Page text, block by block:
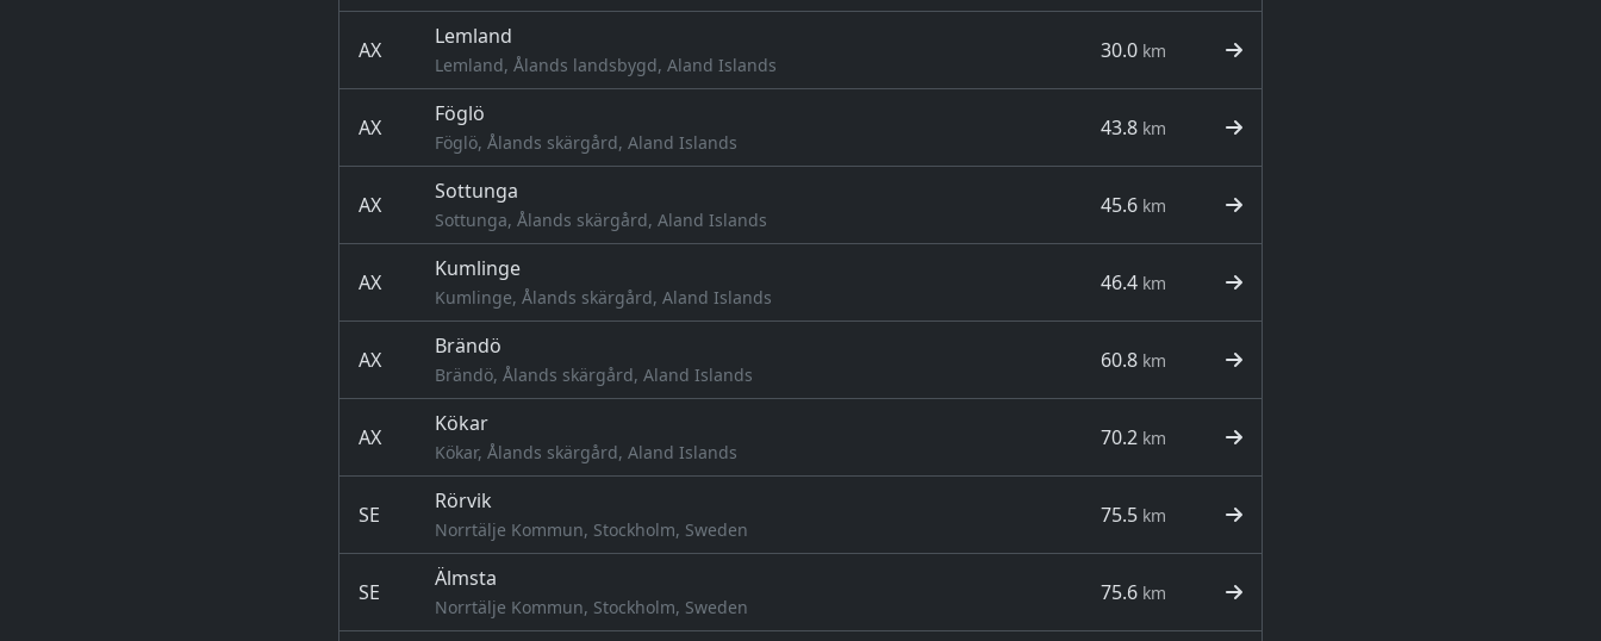
AX
Lemland
Lemland, Ålands landsbygd, Aland Islands
30.0 km
AX
Föglö
Föglö, Ålands skärgård, Aland Islands
43.8 km
AX
Sottunga
Sottunga, Ålands skärgård, Aland Islands
45.6 km
AX
Kumlinge
Kumlinge, Ålands skärgård, Aland Islands
46.4 km
AX
Brändö
Brändö, Ålands skärgård, Aland Islands
60.8 km
AX
Kökar
Kökar, Ålands skärgård, Aland Islands
70.2 km
SE
Rörvik
Norrtälje Kommun, Stockholm, Sweden
75.5 km
SE
Älmsta
Norrtälje Kommun, Stockholm, Sweden
75.6 km